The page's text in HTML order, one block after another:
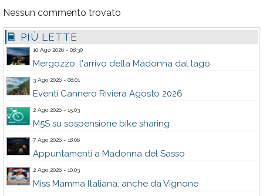
Nessun commento trovato
PIÙ LETTE
10 Ago 2026 - 08:30
Mergozzo: l'arrivo della Madonna dal lago
3 Ago 2026 - 08:01
Eventi Cannero Riviera Agosto 2026
2 Ago 2026 - 15:03
M5S su sospensione bike sharing
7 Ago 2026 - 18:06
Appuntamenti a Madonna del Sasso
2 Ago 2026 - 10:03
Miss Mamma Italiana: anche da Vignone